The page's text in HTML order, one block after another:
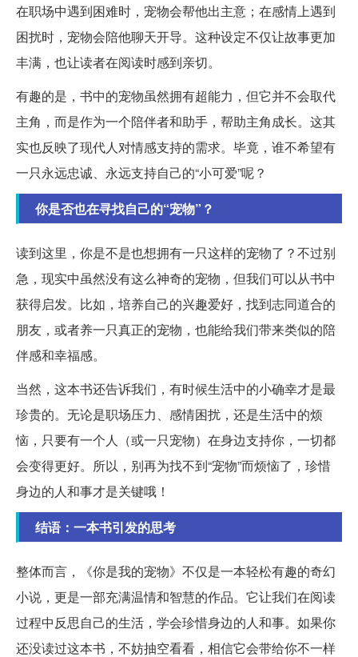
在职场中遇到困难时，宠物会帮他出主意；在感情上遇到
困扰时，宠物会陪他聊天开导。这种设定不仅让故事更加
丰满，也让读者在阅读时感到亲切。
有趣的是，书中的宠物虽然拥有超能力，但它并不会取代
主角，而是作为一个陪伴者和助手，帮助主角成长。这其
实也反映了现代人对情感支持的需求。毕竟，谁不希望有
一只永远忠诚、永远支持自己的“小可爱”呢？
你是否也在寻找自己的“宠物”？
读到这里，你是不是也想拥有一只这样的宠物了？不过别
急，现实中虽然没有这么神奇的宠物，但我们可以从书中
获得启发。比如，培养自己的兴趣爱好，找到志同道合的
朋友，或者养一只真正的宠物，也能给我们带来类似的陪
伴感和幸福感。
当然，这本书还告诉我们，有时候生活中的小确幸才是最
珍贵的。无论是职场压力、感情困扰，还是生活中的烦
恼，只要有一个人（或一只宠物）在身边支持你，一切都
会变得更好。所以，别再为找不到“宠物”而烦恼了，珍惜
身边的人和事才是关键哦！
结语：一本书引发的思考
整体而言，《你是我的宠物》不仅是一本轻松有趣的奇幻
小说，更是一部充满温情和智慧的作品。它让我们在阅读
过程中反思自己的生活，学会珍惜身边的人和事。如果你
还没读过这本书，不妨抽空看看，相信它会带给你不一样